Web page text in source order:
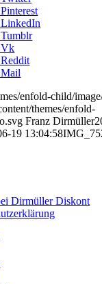
Vk
enfold-child/
themes/enfold-
Franz Dirmüller
19 13:04:58
Dirmüller Diskont